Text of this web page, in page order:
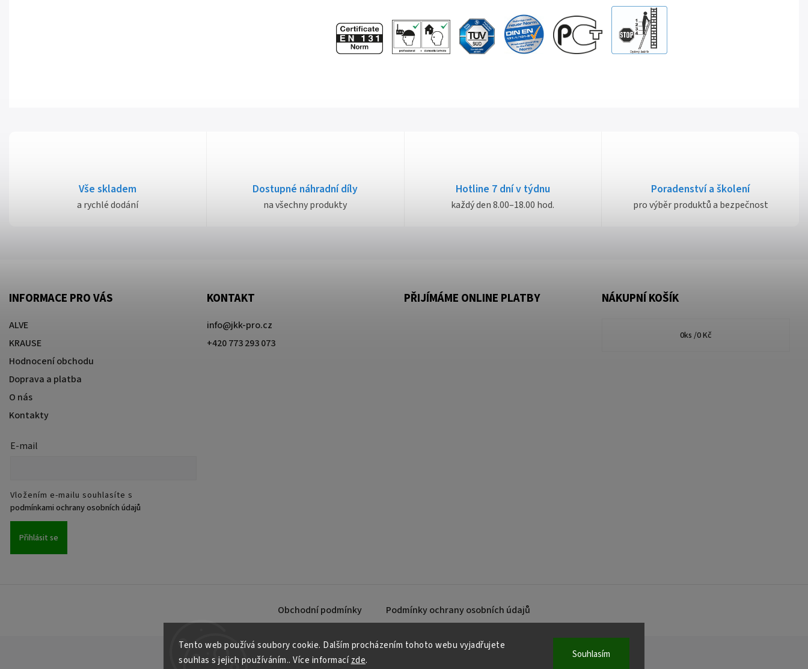
Tento web používá soubory cookie. Dalším procházením tohoto webu vyjadřujete
souhlas s jejich používáním.. Více informacízde. Souhlasím
Vše skladem
a rychlé dodání
Dostupné náhradní díly
na všechny produkty
Hotline 7 dní v týdnu
každý den 8.00–18.00 hod.
Poradenství a školení
pro výběr produktů a bezpečnost
INFORMACE PRO VÁS
ALVE
KRAUSE
Hodnocení obchodu
Doprava a platba
O nás
Kontakty
KONTAKT
info@jkk-pro.cz
+420 773 293 073
PŘIJÍMÁME ONLINE PLATBY NÁKUPNÍ KOŠÍK
0ks /0 Kč
E-mail
Vložením e-mailu souhlasíte s
podmínkami ochrany osobních údajů
Přihlásit se
Obchodní podmínky Podmínky ochrany osobních údajů